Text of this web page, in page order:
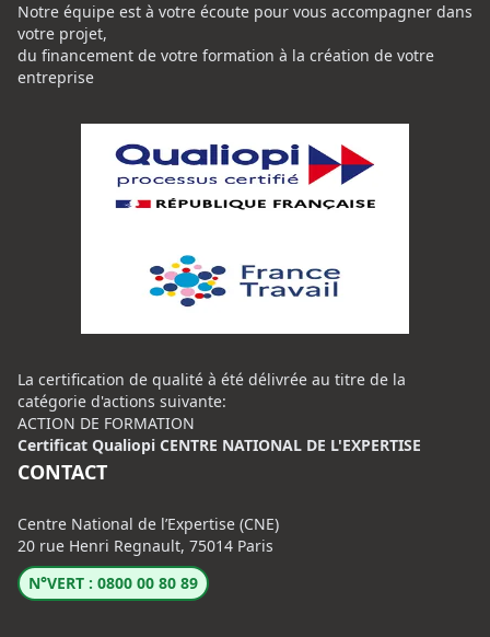
Notre équipe est à votre écoute pour vous accompagner dans
votre projet,
du financement de votre formation à la création de votre
entreprise
La certification de qualité à été délivrée au titre de la
catégorie d'actions suivante:
ACTION DE FORMATION
Certificat Qualiopi CENTRE NATIONAL DE L'EXPERTISE
CONTACT
Centre National de l’Expertise (CNE)
20 rue Henri Regnault, 75014 Paris
N°VERT : 0800 00 80 89